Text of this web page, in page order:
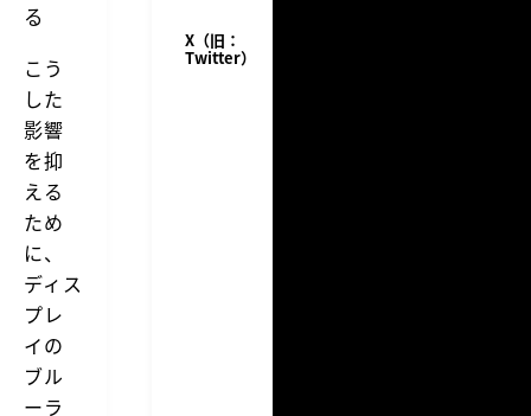
る
こう
した
影響
を抑
える
ため
に、
ディス
プレ
イの
ブル
ーラ
X（旧：
Twitter）